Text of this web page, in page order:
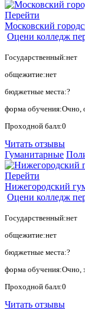
Перейти
Московский
Оцени колледж
Государственный:нет
общежитие:нет
бюджетные места:?
форма обучения:Очно,
Проходной балл:0
Читать отзывы
Гуманитарные
Перейти
Нижегородский
Оцени колледж
Государственный:нет
общежитие:нет
бюджетные места:?
форма обучения:Очно,
Проходной балл:0
Читать отзывы